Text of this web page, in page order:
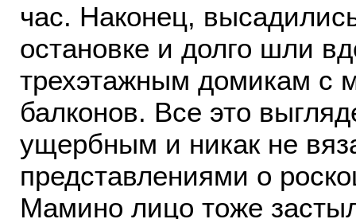
час. Наконец,
остановке и долго шли
трехэтажным домикам с
балконов. Все это
ущербным и никак не
представлениями о
Мамино лицо тоже